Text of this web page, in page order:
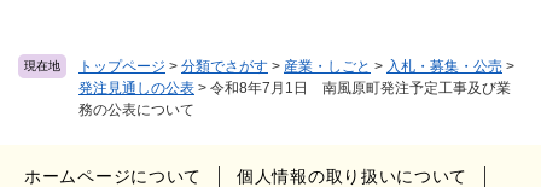
現在地 トップページ > 分類でさがす > 産業・しごと > 入札・募集・公売 >
発注見通しの公表 > 令和8年7月1日 南風原町発注予定工事及び業
務の公表について
ホームページについて
個人情報の取り扱いについて